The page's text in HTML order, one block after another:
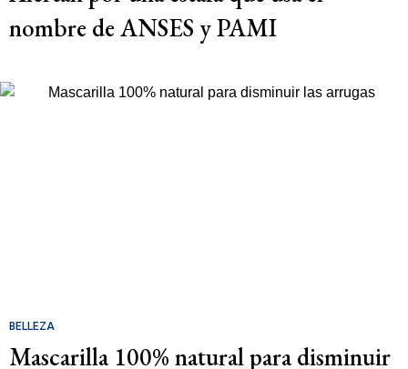
nombre de ANSES y PAMI
BELLEZA
Mascarilla 100% natural para disminuir